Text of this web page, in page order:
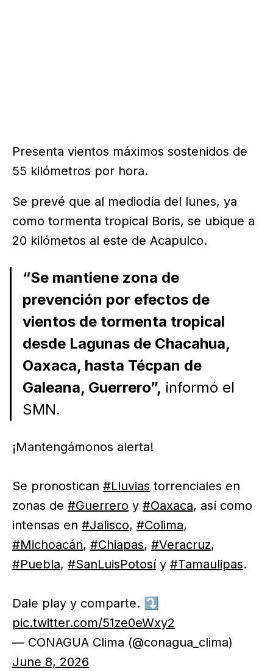
Presenta vientos máximos sostenidos de
55 kilómetros por hora.
Se prevé que al mediodía del lunes, ya
como tormenta tropical Boris, se ubique a
20 kilómetos al este de Acapulco.
“Se mantiene zona de
prevención por efectos de
vientos de tormenta tropical
desde Lagunas de Chacahua,
Oaxaca, hasta Técpan de
Galeana, Guerrero”, informó el
SMN.
¡Mantengámonos alerta!
Se pronostican #Lluvias torrenciales en
zonas de #Guerrero y #Oaxaca, así como
intensas en #Jalisco, #Colima,
#Michoacán, #Chiapas, #Veracruz,
#Puebla, #SanLuisPotosíy #Tamaulipas.
Dale play y comparte. ⤵️
pic.twitter.com/51ze0eWxy2
— CONAGUA Clima (@conagua_clima)
June 8, 2026